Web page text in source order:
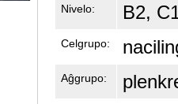
Nivelo: B2,
Celgrupo:
Aĝgrupo: